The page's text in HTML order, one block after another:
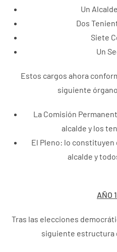
Un
Dos
Siete
Un
Estos cargos ahora
siguiente
La Comisión
alcalde y los
El Pleno: lo
alcalde y
AÑO
Tras las elecciones
siguiente estructura